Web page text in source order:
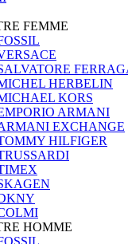
FEMME
HERBELIN
KORS
ARMANI
EXCHANGE
HILFIGER
HOMME